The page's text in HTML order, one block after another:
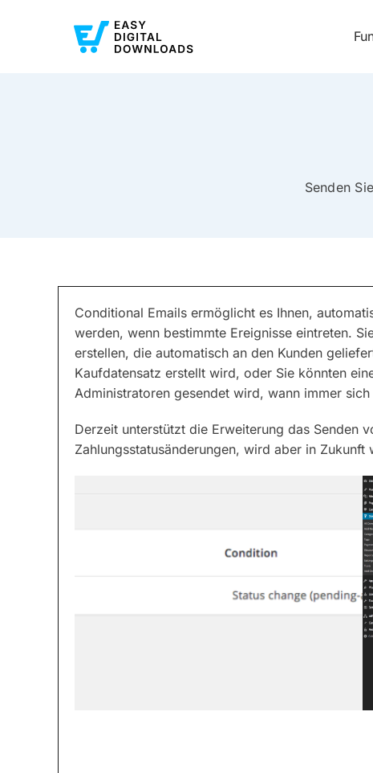
Senden
Conditional Emails ermöglicht es Ihnen,
werden, wenn bestimmte Ereignisse eintreten.
erstellen, die automatisch an den Kunden
Kaufdatensatz erstellt wird, oder Sie könnten
Administratoren gesendet wird, wann immer
Derzeit unterstützt die Erweiterung das Senden
Zahlungsstatusänderungen, wird aber in Zukunft